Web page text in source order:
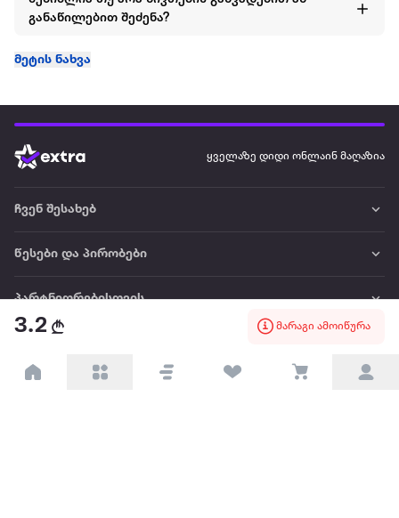
3.2 მარაგი ამოიწურა
განაწილებით შეძენა?
მეტის ნახვა
ყველაზე დიდი ონლაინ მაღაზია
ჩვენ შესახებ
წესები და პირობები
პარტნიორებისთვის